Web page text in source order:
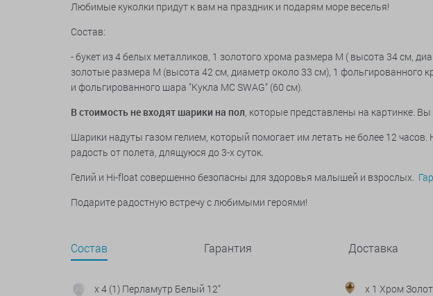
Любимые куколки придут к вам на праздник и подарям море веселья!
Состав:
- букет из 4 белых металликов, 1 золотого хрома размера М ( высота 34 см,
золотые размера М (высота 42 см, диаметр около 33 см), 1 фольгированного
и фольгированного шара "Кукла MC SWAG" (60 см).
В стоимость не входят шарики на пол, которые представлены на картинке.
Шарики надуты газом гелием, который помогает им летать не более 12
радость от полета, длящуюся до 3-х суток.
Гелий и Hi-float совершенно безопасны для здоровья малышей и взрослых.
Подарите радостную встречу с любимыми героями!
Состав Гарантия Доставка
x 4 (1) Перламутр Белый 12" x 1 Хром